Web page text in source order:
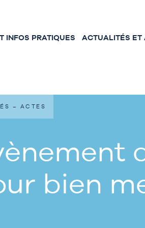
INFOS PRATIQUES ACTUALITÉS ET
bien
– ACTES